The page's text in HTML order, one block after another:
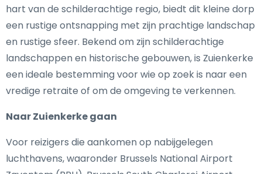
hart van de schilderachtige regio, biedt dit kleine dorp
een rustige ontsnapping met zijn prachtige landschap
en rustige sfeer. Bekend om zijn schilderachtige
landschappen en historische gebouwen, is Zuienkerke
een ideale bestemming voor wie op zoek is naar een
vredige retraite of om de omgeving te verkennen.
Naar Zuienkerke gaan
Voor reizigers die aankomen op nabijgelegen
luchthavens, waaronder Brussels National Airport